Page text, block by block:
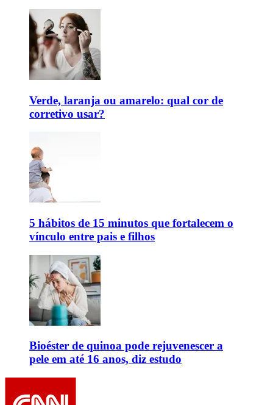
Verde, laranja ou amarelo: qual cor de
corretivo usar?
5 hábitos de 15 minutos que fortalecem o
vínculo entre pais e filhos
Bioéster de quinoa pode rejuvenescer a
pele em até 16 anos, diz estudo